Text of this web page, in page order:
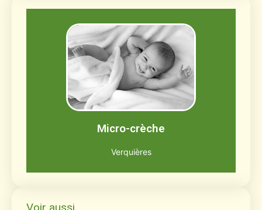
Micro-crèche
Verquières
Le jardin de Malou
Jusqu'à 12 enfants âgés de 2 mois et demi
à 3 ans
Découvrir
Voir aussi